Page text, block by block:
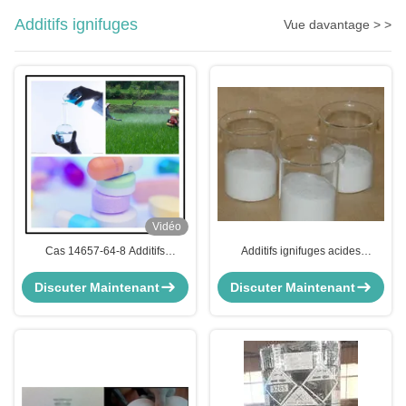
Additifs ignifuges Vue davantage > >
Vidéo
Cas 14657-64-8 Additifs
hydroxyphénylphosphinyl-
propanéique L1111liquide
Discuter Maintenant
Additifs ignifuges acides
Phenylphosphinic, Cas 61451-
78-3, C7H9O3P
Discuter Maintenant